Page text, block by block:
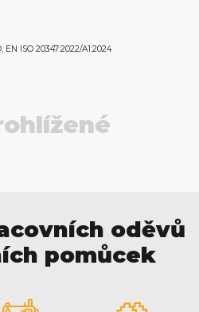
EN ISO 20347:2022/A1:2024
oděvů
pomůcek